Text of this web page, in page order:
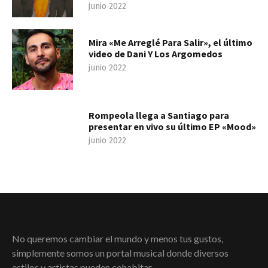
junio 2022
Mira «Me Arreglé Para Salir», el último
video de Dani Y Los Argomedos
junio 2022
Rompeola llega a Santiago para
presentar en vivo su último EP «Mood»
junio 2022
No queremos cambiar el mundo y menos tus gustos,
simplemente somos un portal musical donde diversos